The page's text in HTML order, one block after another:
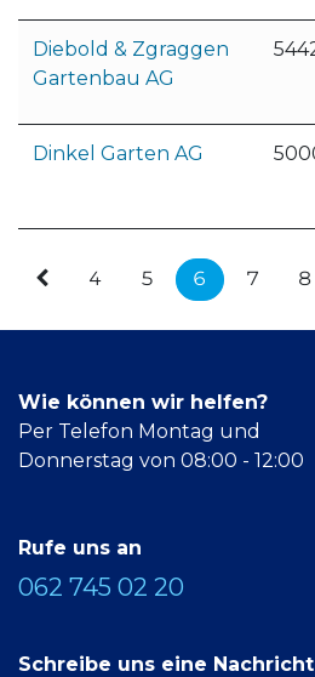
Diebold & Zgraggen
Gartenbau AG
Dinkel Garten AG
4 5 6 7 8
Wie können wir helfen?
Per Telefon Montag und
Donnerstag von 08:00 - 12:00
Rufe uns an
062 745 02 20
Schreibe uns eine Nachricht